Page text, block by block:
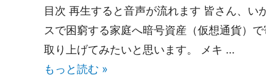
目次 再生すると音声が流れます 皆さん、
スで困窮する家庭へ暗号資産（仮想通貨）
取り上げてみたいと思います。 メキ …
もっと読む »